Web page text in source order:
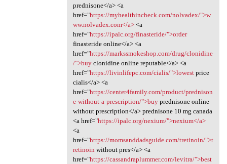
prednisone</a> <a
href="https://myhealthincheck.com/nolvadex/">w
ww.nolvadex.com</a><a
href="https://ipalc.org/finasteride/">order
finasteride online</a> <a
href="https://markssmokeshop.com/drug/clonidine
/">buyclonidine online reputable</a> <a
href="https://livinlifepc.com/cialis/">lowestprice
cialis</a> <a
href="https://center4family.com/product/prednison
e-without-a-prescription/">buyprednisone online
without prescription</a> prednisone 10 mg canada
<a href="https://ipalc.org/nexium/">nexium</a>
<a
href="https://momsanddadsguide.com/tretinoin/">t
retinoin without pres</a> <a
href="https://cassandraplummer.com/levitra/">best